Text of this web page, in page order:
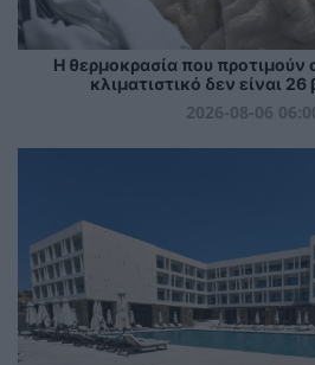
Η θερμοκρασία που προτιμούν
κλιματιστικό δεν είναι
2026-08-06